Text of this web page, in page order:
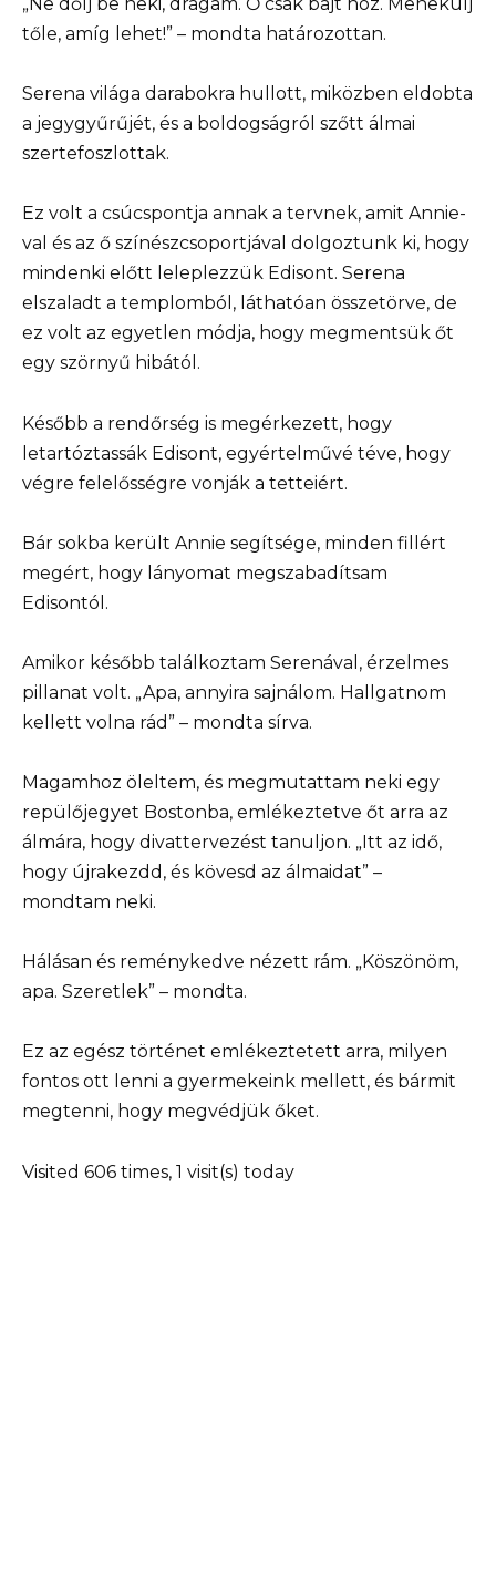
tőle, amíg lehet!” – mondta határozottan.
Serena világa darabokra hullott, miközben eldobta
a jegygyűrűjét, és a boldogságról szőtt álmai
szertefoszlottak.
Ez volt a csúcspontja annak a tervnek, amit Annie-
val és az ő színészcsoportjával dolgoztunk ki, hogy
mindenki előtt leleplezzük Edisont. Serena
elszaladt a templomból, láthatóan összetörve, de
ez volt az egyetlen módja, hogy megmentsük őt
egy szörnyű hibától.
Később a rendőrség is megérkezett, hogy
letartóztassák Edisont, egyértelművé téve, hogy
végre felelősségre vonják a tetteiért.
Bár sokba került Annie segítsége, minden fillért
megért, hogy lányomat megszabadítsam
Edisontól.
Amikor később találkoztam Serenával, érzelmes
pillanat volt. „Apa, annyira sajnálom. Hallgatnom
kellett volna rád” – mondta sírva.
Magamhoz öleltem, és megmutattam neki egy
repülőjegyet Bostonba, emlékeztetve őt arra az
álmára, hogy divattervezést tanuljon. „Itt az idő,
hogy újrakezdd, és kövesd az álmaidat” –
mondtam neki.
Hálásan és reménykedve nézett rám. „Köszönöm,
apa. Szeretlek” – mondta.
Ez az egész történet emlékeztetett arra, milyen
fontos ott lenni a gyermekeink mellett, és bármit
megtenni, hogy megvédjük őket.
Visited 606 times, 1 visit(s) today